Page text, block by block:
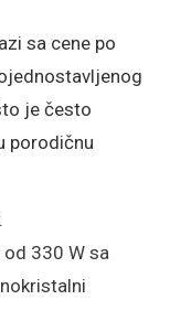
sa cene po
je često
porodičnu
330 W sa